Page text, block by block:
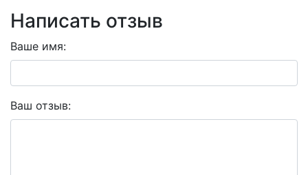
Написать отзыв
Ваше имя:
Ваш отзыв: